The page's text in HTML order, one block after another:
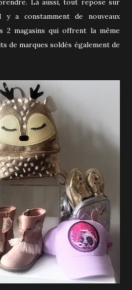
Là aussi, tout repose sur
a constamment de nouveaux
2 magasins qui offrent la même
de marques soldés également de